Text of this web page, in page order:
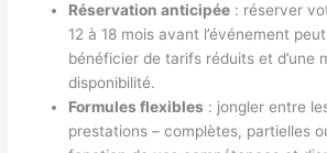
Réservation anticipée : réserver
12 à 18 mois avant l’événement
bénéficier de tarifs réduits et d’une
disponibilité.
Formules flexibles : jongler entre
prestations – complètes, partielles